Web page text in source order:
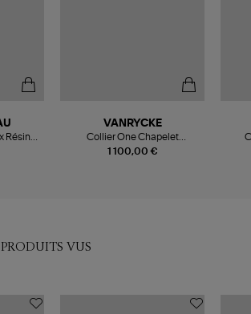
Résine
1 100,00 €
VANRYCKE
Collier One Chapelet
Diamants Or Rose
VUS